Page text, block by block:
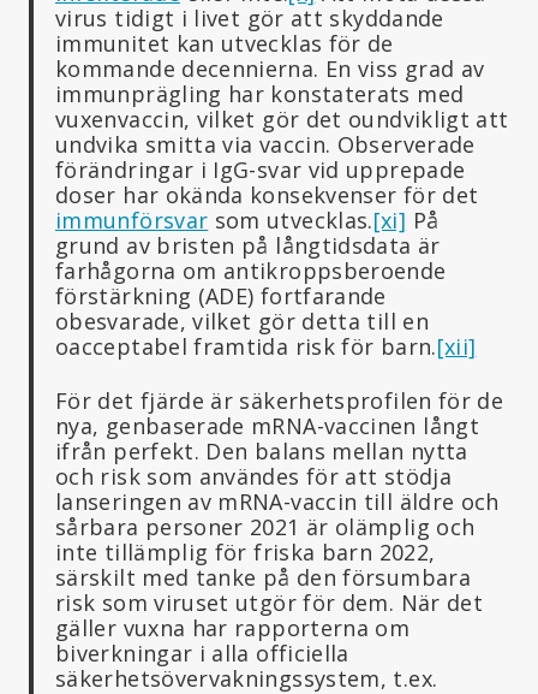
virus tidigt i livet gör att skyddande
immunitet kan utvecklas för de
kommande decennierna. En viss grad av
immunprägling har konstaterats med
vuxenvaccin, vilket gör det oundvikligt att
undvika smitta via vaccin. Observerade
förändringar i IgG-svar vid upprepade
doser har okända konsekvenser för det
immunförsvar som utvecklas.[xi] På
grund av bristen på långtidsdata är
farhågorna om antikroppsberoende
förstärkning (ADE) fortfarande
obesvarade, vilket gör detta till en
oacceptabel framtida risk för barn.[xii]
För det fjärde är säkerhetsprofilen för de
nya, genbaserade mRNA-vaccinen långt
ifrån perfekt. Den balans mellan nytta
och risk som användes för att stödja
lanseringen av mRNA-vaccin till äldre och
sårbara personer 2021 är olämplig och
inte tillämplig för friska barn 2022,
särskilt med tanke på den försumbara
risk som viruset utgör för dem. När det
gäller vuxna har rapporterna om
biverkningar i alla officiella
säkerhetsövervakningssystem, t.ex.